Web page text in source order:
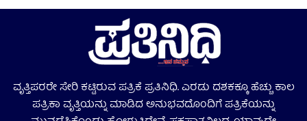
ವೃತ್ತಿಪರರೇ ಸೇರಿ ಕಟ್ಟಿರುವ ಪತ್ರಿಕೆ ಪ್ರತಿನಿಧಿ. ಎರಡು ದಶಕಕ್ಕೂ ಹೆಚ್ಚು ಕಾಲ
ಪತ್ರಿಕಾ ವೃತ್ತಿಯನ್ನು ಮಾಡಿದ ಅನುಭವದೊಂದಿಗೆ ಪತ್ರಿಕೆಯನ್ನು